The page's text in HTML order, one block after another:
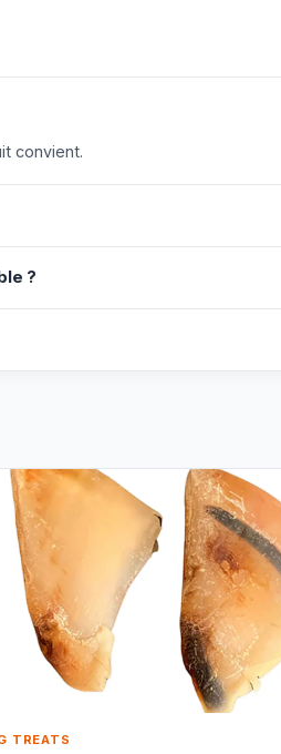
convient.
?
TREATS